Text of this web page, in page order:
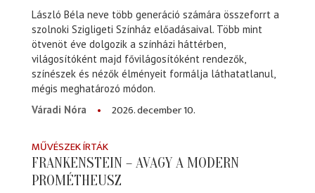
László Béla neve több generáció számára összeforrt a
szolnoki Szigligeti Színház előadásaival. Több mint
ötvenöt éve dolgozik a színházi háttérben,
világosítóként majd fővilágosítóként rendezők,
színészek és nézők élményeit formálja láthatatlanul,
mégis meghatározó módon.
Váradi Nóra
2026. december 10.
MŰVÉSZEK ÍRTÁK
FRANKENSTEIN – AVAGY A MODERN
PROMÉTHEUSZ